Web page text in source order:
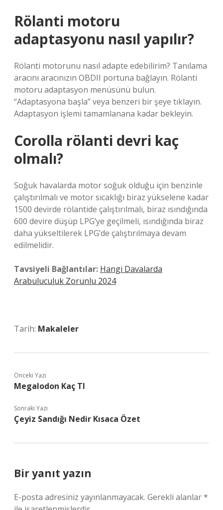
Rölanti motoru
adaptasyonu nasıl yapılır?
Rölanti motorunu nasıl adapte edebilirim? Tanılama
aracını aracınızın OBDII portuna bağlayın. Rölanti
motoru adaptasyon menüsünü bulun.
“Adaptasyona başla” veya benzeri bir şeye tıklayın.
Adaptasyon işlemi tamamlanana kadar bekleyin.
Corolla rölanti devri kaç
olmalı?
Soğuk havalarda motor soğuk olduğu için benzinle
çalıştırılmalı ve motor sıcaklığı biraz yükselene kadar
1500 devirde rölantide çalıştırılmalı, biraz ısındığında
600 devire düşüp LPG’ye geçilmeli, ısındığında biraz
daha yükseltilerek LPG’de çalıştırılmaya devam
edilmelidir.
Tavsiyeli Bağlantılar: Hangi Davalarda
Arabuluculuk Zorunlu 2024
Tarih: Makaleler
Önceki Yazı
Megalodon Kaç Tl
Sonraki Yazı
Çeyiz Sandığı Nedir Kısaca Özet
Bir yanıt yazın
E-posta adresiniz yayınlanmayacak. Gerekli alanlar*